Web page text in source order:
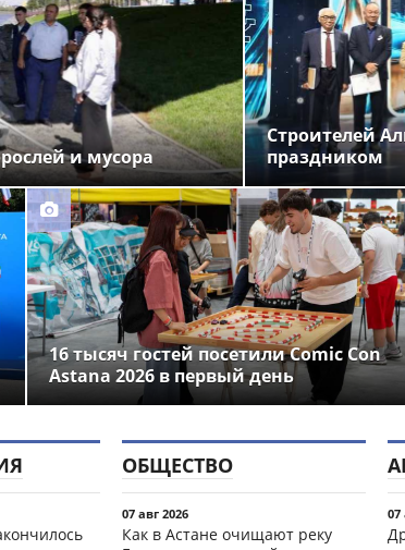
и мусора
Строителей
праздником
16 тысяч гостей посетили Comic Con
Astana 2026 в первый день
ОБЩЕСТВО
07 авг 2026
Как в Астане очищают реку
07